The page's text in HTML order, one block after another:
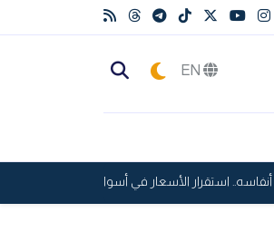
استقرار الأسعار في أسواق بغداد وأربيل